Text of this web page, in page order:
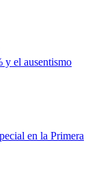
y el ausentismo
en la Primera